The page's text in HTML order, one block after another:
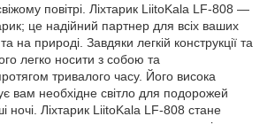
повітрі. Ліхтарик LiitoKala LF-808 —
це надійний партнер для всіх ваших
на природі. Завдяки легкій конструкції та
легко носити з собою та
тривалого часу. Його висока
вам необхідне світло для подорожей
ночі. Ліхтарик LiitoKala LF-808 стане